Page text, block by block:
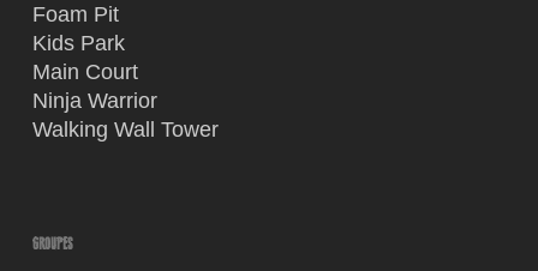
Foam Pit
Kids Park
Main Court
Ninja Warrior
Walking Wall Tower
GROUPES